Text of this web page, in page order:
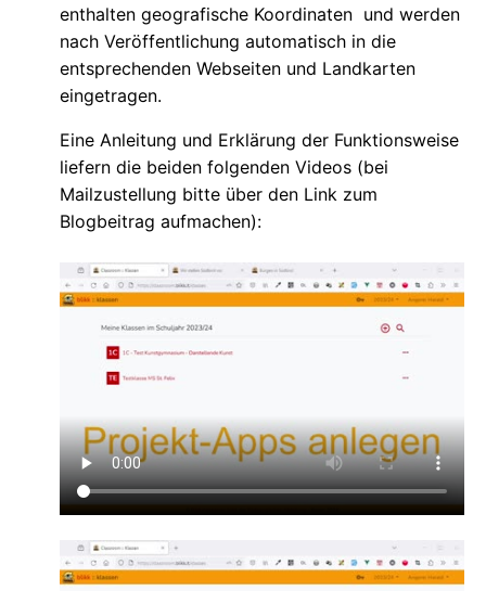
enthalten geografische Koordinaten und werden
nach Veröffentlichung automatisch in die
entsprechenden Webseiten und Landkarten
eingetragen.
Eine Anleitung und Erklärung der Funktionsweise
liefern die beiden folgenden Videos (bei
Mailzustellung bitte über den Link zum
Blogbeitrag aufmachen):